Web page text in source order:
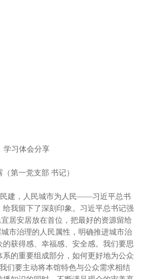
学习体会分享
第一党支部 书记）
建，人民城市为人民——习近平总书
我留下了深刻印象。习近平总书记强
居安居放在首位，把最好的资源留给
市治理的人民属性，明确推进城市治
获得感、幸福感、安全感。我们要思
的重要组成部分，如何更好地为公众
们要主动将本馆特色与公众需求相结